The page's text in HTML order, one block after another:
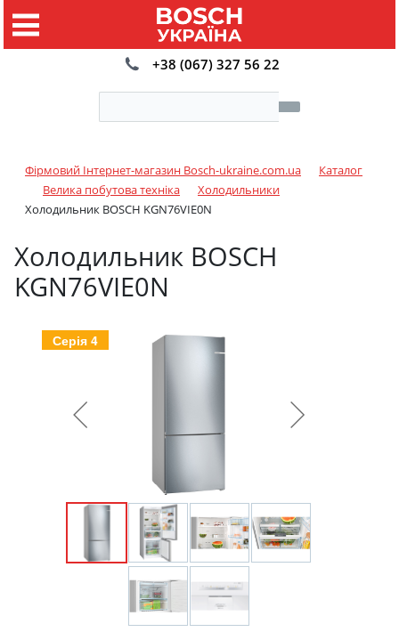
+38 (067) 327 56 22
Фірмовий Інтернет-магазин Bosch-ukraine.com.ua
Каталог
Велика побутова техніка
Холодильники
Холодильник BOSCH KGN76VIE0N
Холодильник BOSCH
KGN76VIE0N
Серія 4